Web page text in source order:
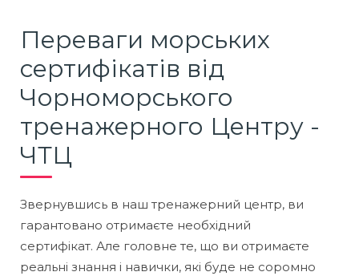
Переваги морських
сертифікатів від
Чорноморського
тренажерного Центру -
ЧТЦ
Звернувшись в наш тренажерний центр, ви
гарантовано отримаєте необхідний
сертифікат. Але головне те, що ви отримаєте
реальні знання і навички, які буде не соромно